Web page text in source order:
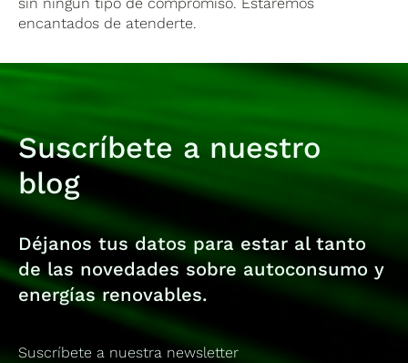
encantados de atenderte.
Suscríbete a nuestro
blog
Déjanos tus datos para estar al tanto
de las novedades sobre autoconsumo y
energías renovables.
Suscríbete a nuestra newsletter